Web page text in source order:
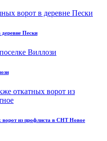
Пески
ворот из профлиста в СНТ Новое